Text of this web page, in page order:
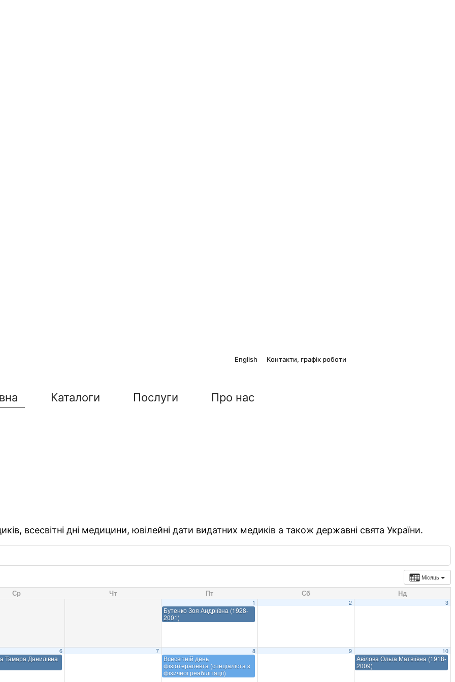
English Контакти, графік роботи
Каталоги Послуги Про нас
всесвітні дні медицини, ювілейні дати видатних медиків а також державні свята України.
Місяць
Ср Чт Пт Сб Нд
1
Бутенко Зоя Андріївна (1928-
2001)
2 3
6
Тамара Данилівна
7 8
Всесвітній день
фізіотерапевта (спеціаліста з
фізичної реабілітації)
9 10
Авілова Ольга Матвіївна (1918-
2009)